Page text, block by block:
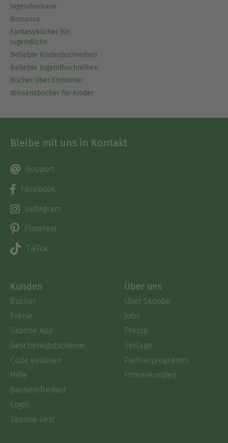
Jugendromane
Romance
Fantasybücher für
Jugendliche
Beliebte Kinderbuchreihen
Beliebte Jugendbuchreihen
Bücher über Einhörner
Wissensbücher für Kinder
Bleibe mit uns in Kontakt
Support
Facebook
Instagram
Pinterest
TikTok
Kunden
Bücher
Preise
Skoobe App
Geschenkgutscheine
Code einlösen
Hilfe
Barrierefreiheit
Login
Skoobe liest
Über uns
Über Skoobe
Jobs
Presse
Verlage
Partnerprogramm
Firmenkunden